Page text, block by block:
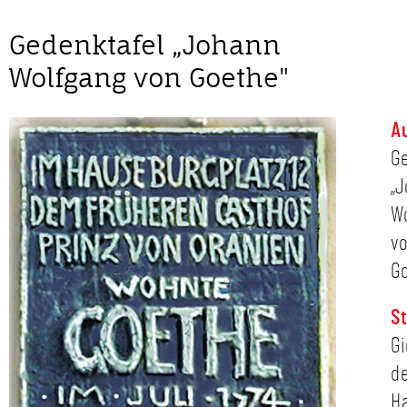
Gedenktafel „Johann
Wolfgang von Goethe"